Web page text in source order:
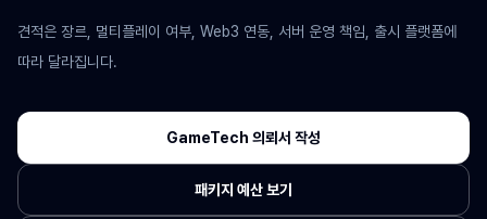
견적은 장르, 멀티플레이 여부, Web3 연동, 서버 운영 책임, 출시 플랫폼에
따라 달라집니다.
GameTech 의뢰서 작성
패키지 예산 보기